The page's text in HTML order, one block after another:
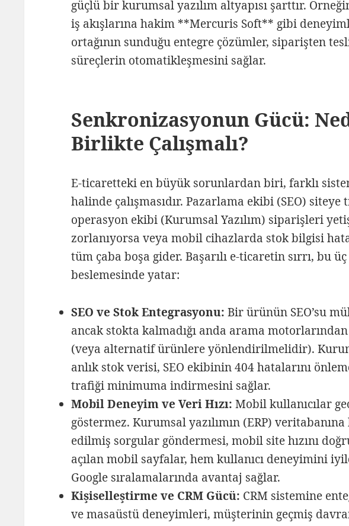
güçlü bir kurumsal yazılım altyapısı şarttır.
iş akışlarına hakim **Mercuris Soft** gibi
ortağının sunduğu entegre çözümler, siparişten
süreçlerin otomatikleşmesini sağlar.
Senkronizasyonun Gücü:
Birlikte Çalışmalı?
E-ticaretteki en büyük sorunlardan biri, farklı
halinde çalışmasıdır. Pazarlama ekibi (SEO)
operasyon ekibi (Kurumsal Yazılım) siparişleri
zorlanıyorsa veya mobil cihazlarda stok bilgisi
tüm çaba boşa gider. Başarılı e-ticaretin sırrı, bu
beslemesinde yatar:
SEO ve Stok Entegrasyonu: Bir ürünün SEO’su
ancak stokta kalmadığı anda arama motorlarından
(veya alternatif ürünlere yönlendirilmelidir).
anlık stok verisi, SEO ekibinin 404 hatalarını
trafiği minimuma indirmesini sağlar.
Mobil Deneyim ve Veri Hızı: Mobil kullanıcılar
göstermez. Kurumsal yazılımın (ERP)
edilmiş sorgular göndermesi, mobil site hızını
açılan mobil sayfalar, hem kullanıcı deneyimini
Google sıralamalarında avantaj sağlar.
Kişiselleştirme ve CRM Gücü: CRM sistemine
ve masaüstü deneyimleri, müşterinin geçmiş